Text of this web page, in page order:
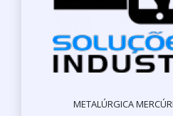
METALÚRGICA